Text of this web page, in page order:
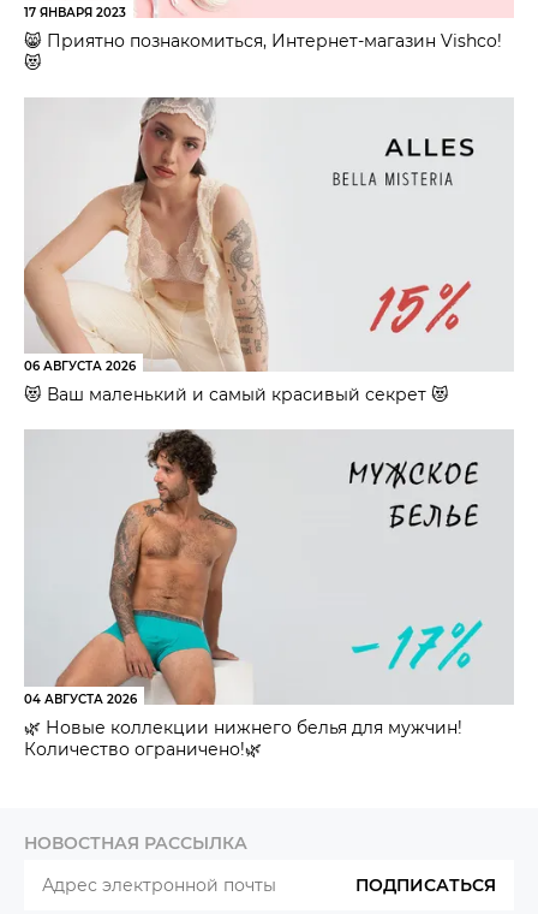
17 ЯНВАРЯ 2023
😸 Приятно познакомиться, Интернет-магазин Vishco!
😻
06 АВГУСТА 2026
😻 Ваш маленький и самый красивый секрет 😻
04 АВГУСТА 2026
🌿 Новые коллекции нижнего белья для мужчин!
Количество ограничено!🌿
НОВОСТНАЯ РАССЫЛКА
ПОДПИСАТЬСЯ